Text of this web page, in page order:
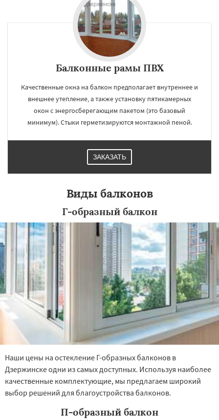
Балконные рамы ПВХ
Качественные окна на балкон предполагает внутреннее и
внешнее утепление, а также установку пятикамерных
окон с энергосберегающим пакетом (это базовый
минимум). Стыки герметизируются монтажной пеной.
ЗАКАЗАТЬ
Виды балконов
Г-образный балкон
Наши цены на остекление Г-образных балконов в
Дзержинске одни из самых доступных. Используя наиболее
качественные комплектующие, мы предлагаем широкий
выбор решений для благоустройства балконов.
П-образный балкон